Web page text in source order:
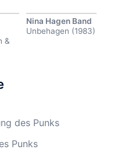
&
Nina Hagen Band
Unbehagen (1983)
des Punks
Punks